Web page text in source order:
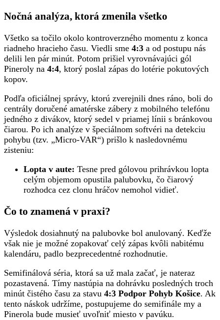
Nočná analýza, ktorá zmenila všetko
Všetko sa točilo okolo kontroverzného momentu z konca
riadneho hracieho času. Viedli sme 4:3 a od postupu nás
delili len pár minút. Potom prišiel vyrovnávajúci gól
Pineroly na 4:4, ktorý poslal zápas do lotérie pokutových
kopov.
Podľa oficiálnej správy, ktorú zverejnili dnes ráno, boli do
centrály doručené amatérske zábery z mobilného telefónu
jedného z divákov, ktorý sedel v priamej línii s bránkovou
čiarou. Po ich analýze v špeciálnom softvéri na detekciu
pohybu (tzv. „Micro-VAR“) prišlo k nasledovnému
zisteniu:
Lopta v aute: Tesne pred gólovou prihrávkou lopta
celým objemom opustila palubovku, čo čiarový
rozhodca cez clonu hráčov nemohol vidieť.
Čo to znamená v praxi?
Výsledok dosiahnutý na palubovke bol anulovaný. Keďže
však nie je možné zopakovať celý zápas kvôli nabitému
kalendáru, padlo bezprecedentné rozhodnutie.
Semifinálová séria, ktorá sa už mala začať, je nateraz
pozastavená. Tímy nastúpia na dohrávku posledných troch
minút čistého času za stavu 4:3 Podpor Pohyb Košice. Ak
tento náskok udržíme, postupujeme do semifinále my a
Pinerola bude musieť uvoľniť miesto v pavúku.